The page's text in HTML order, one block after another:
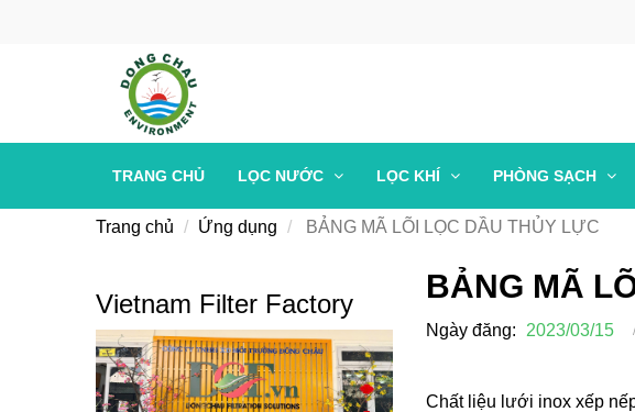
BẢNG MÃ
Ngày đăng: 2023/03/15
Chất liệu lưới inox xếp
Vietnam Filter Factory
TRANG CHỦ LỌC NƯỚC LỌC KHÍ PHÒNG SẠCH
Trang chủ Ứng dụng BẢNG MÃ LÕI LỌC DẦU THỦY LỰC